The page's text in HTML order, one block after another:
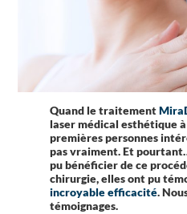
Quand le traitement
laser médical esthétique à
premières personnes
pas vraiment. Et
pu bénéficier de ce
chirurgie, elles ont pu
incroyable efficacité.
témoignages.